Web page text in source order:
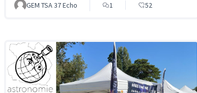
GEM TSA 37 Echo
1 52